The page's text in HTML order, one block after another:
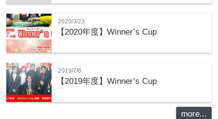
2020/3/23
【2020年度】Winner’s Cup
2019/7/8
【2019年度】Winner’s Cup
more...